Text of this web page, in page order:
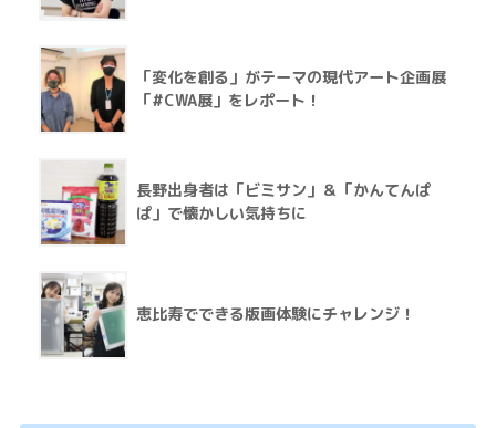
「変化を創る」がテーマの現代アート企画展
「#CWA展」をレポート！
長野出身者は「ビミサン」＆「かんてんぱ
ぱ」で懐かしい気持ちに
恵比寿でできる版画体験にチャレンジ！